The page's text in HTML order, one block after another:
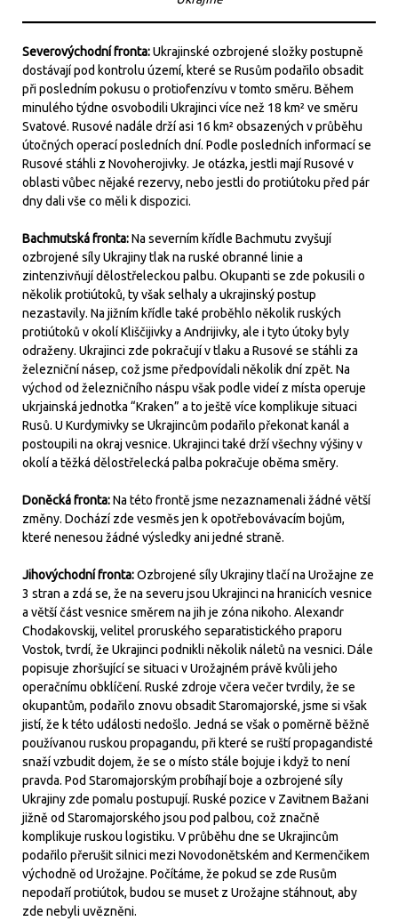
Severovýchodní fronta:Ukrajinské ozbrojené složky postupně
dostávají pod kontrolu území, které se Rusům podařilo obsadit
při posledním pokusu o protiofenzívu v tomto směru. Během
minulého týdne osvobodili Ukrajinci více než 18 km² ve směru
Svatové. Rusové nadále drží asi 16 km² obsazených v průběhu
útočných operací posledních dní. Podle posledních informací se
Rusové stáhli z Novoherojivky. Je otázka, jestli mají Rusové v
oblasti vůbec nějaké rezervy, nebo jestli do protiútoku před pár
dny dali vše co měli k dispozici.
Bachmutská fronta:Na severním křídle Bachmutu zvyšují
ozbrojené síly Ukrajiny tlak na ruské obranné linie a
zintenzivňují dělostřeleckou palbu. Okupanti se zde pokusili o
několik protiútoků, ty však selhaly a ukrajinský postup
nezastavily. Na jižním křídle také proběhlo několik ruských
protiútoků v okolí Kliščijivky a Andrijivky, ale i tyto útoky byly
odraženy. Ukrajinci zde pokračují v tlaku a Rusové se stáhli za
železniční násep, což jsme předpovídali několik dní zpět. Na
východ od železničního náspu však podle videí z místa operuje
ukrjainská jednotka “Kraken” a to ještě více komplikuje situaci
Rusů. U Kurdymivky se Ukrajincům podařilo překonat kanál a
postoupili na okraj vesnice. Ukrajinci také drží všechny výšiny v
okolí a těžká dělostřelecká palba pokračuje oběma směry.
Doněcká fronta:Na této frontě jsme nezaznamenali žádné větší
změny. Dochází zde vesměs jen k opotřebovávacím bojům,
které nenesou žádné výsledky ani jedné straně.
Jihovýchodní fronta:Ozbrojené síly Ukrajiny tlačí na Urožajne ze
3 stran a zdá se, že na severu jsou Ukrajinci na hranicích vesnice
a větší část vesnice směrem na jih je zóna nikoho. Alexandr
Chodakovskij, velitel proruského separatistického praporu
Vostok, tvrdí, že Ukrajinci podnikli několik náletů na vesnici. Dále
popisuje zhoršující se situaci v Urožajném právě kvůli jeho
operačnímu obklíčení. Ruské zdroje včera večer tvrdily, že se
okupantům, podařilo znovu obsadit Staromajorské, jsme si však
jistí, že k této události nedošlo. Jedná se však o poměrně běžně
používanou ruskou propagandu, při které se ruští propagandisté
snaží vzbudit dojem, že se o místo stále bojuje i když to není
pravda. Pod Staromajorským probíhají boje a ozbrojené síly
Ukrajiny zde pomalu postupují. Ruské pozice v Zavitnem Bažani
jižně od Staromajorského jsou pod palbou, což značně
komplikuje ruskou logistiku. V průběhu dne se Ukrajincům
podařilo přerušit silnici mezi Novodonětském and Kermenčikem
východně od Urožajne. Počítáme, že pokud se zde Rusům
nepodaří protiútok, budou se muset z Urožajne stáhnout, aby
zde nebyli uvězněni.